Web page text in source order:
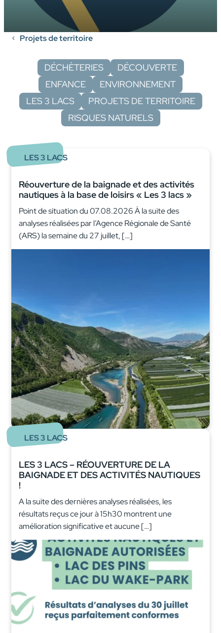
Projets de territoire
DÉCHÈTERIES
DÉCOUVERTE
ENFANCE
ENVIRONNEMENT
LES 3 LACS
PROJETS DE TERRITOIRE
RISQUES NATURELS
LES 3 LACS
Réouverture de la baignade et des activités
nautiques à la base de loisirs « Les 3 lacs »
Point de situation du 07.08.2026 À la suite des
analyses réalisées par l’Agence Régionale de Santé
(ARS) la semaine du 27 juillet, […]
LES 3 LACS
LES 3 LACS – RÉOUVERTURE DE LA
BAIGNADE ET DES ACTIVITÉS NAUTIQUES
!
A la suite des dernières analyses réalisées, les
résultats reçus ce jour à 15h30 montrent une
amélioration significative et aucune […]